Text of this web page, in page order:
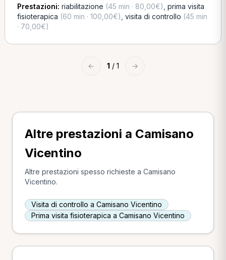
Prestazioni: riabilitazione (45 min · 80,00€) prima visita
fisioterapica (60 min · 100,00€) visita di controllo (45 min
· 70,00€)
← 1 / 1 →
Altre prestazioni a Camisano
Vicentino
Altre prestazioni spesso richieste a Camisano
Vicentino.
Visita di controllo a Camisano Vicentino
Prima visita fisioterapica a Camisano Vicentino